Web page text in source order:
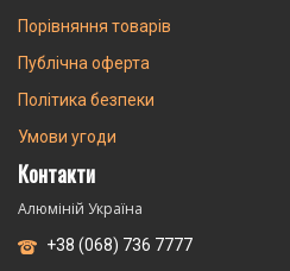
Порівняння товарів
Публічна оферта
Політика безпеки
Умови угоди
Контакти
Алюміній Україна
+38 (068) 736 7777